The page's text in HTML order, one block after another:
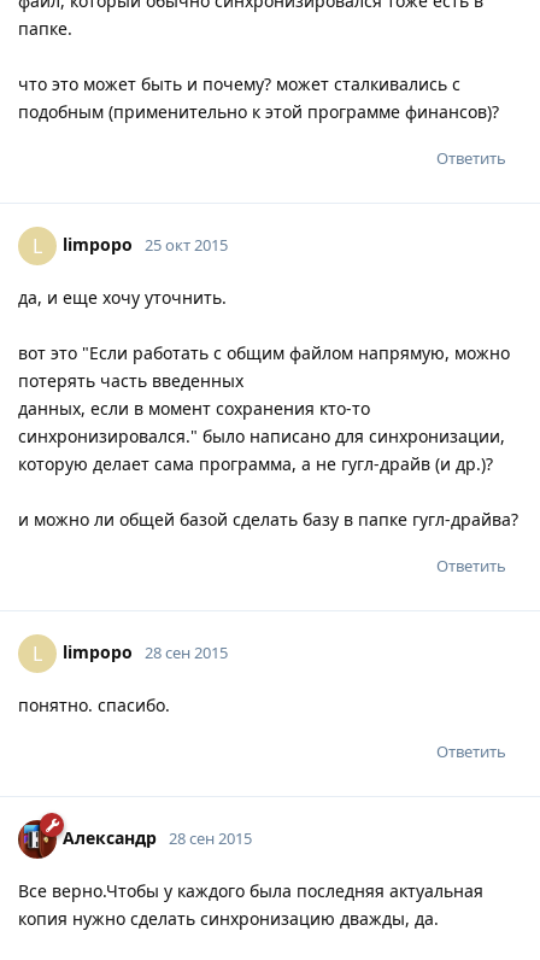
папке.
что это может быть и почему? может сталкивались с
подобным (применительно к этой программе финансов)?
Ответить
L limpopo 25 окт 2015
да, и еще хочу уточнить.
вот это "Если работать с общим файлом напрямую, можно
потерять часть введенных
данных, если в момент сохранения кто-то
синхронизировался." было написано для синхронизации,
которую делает сама программа, а не гугл-драйв (и др.)?
и можно ли общей базой сделать базу в папке гугл-драйва?
Ответить
L limpopo 28 сен 2015
понятно. спасибо.
Ответить
Александр 28 сен 2015
Все верно.Чтобы у каждого была последняя актуальная
копия нужно сделать синхронизацию дважды, да.